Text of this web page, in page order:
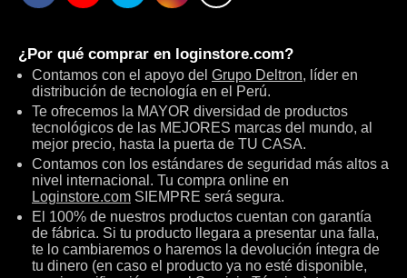
¿Por qué comprar en loginstore.com?
Contamos con el apoyo del Grupo Deltron, líder en
distribución de tecnología en el Perú.
Te ofrecemos la MAYOR diversidad de productos
tecnológicos de las MEJORES marcas del mundo, al
mejor precio, hasta la puerta de TU CASA.
Contamos con los estándares de seguridad más altos a
nivel internacional. Tu compra online en
Loginstore.com SIEMPRE será segura.
El 100% de nuestros productos cuentan con garantía
de fábrica. Si tu producto llegara a presentar una falla,
te lo cambiaremos o haremos la devolución íntegra de
tu dinero (en caso el producto ya no esté disponible,